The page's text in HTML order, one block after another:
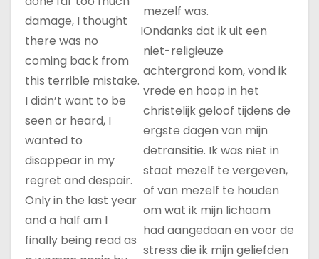
damage, I thought
there was no
coming back from
this terrible mistake.
I didn’t want to be
seen or heard, I
wanted to
disappear in my
regret and despair.
Only in the last year
and a half am I
finally being read as
I
mezelf was.
Ondanks dat ik uit een
niet-religieuze
achtergrond kom, vond ik
vrede en hoop in het
christelijk geloof tijdens de
ergste dagen van mijn
detransitie. Ik was niet in
staat mezelf te vergeven,
of van mezelf te houden
om wat ik mijn lichaam
had aangedaan en voor de
stress die ik mijn geliefden